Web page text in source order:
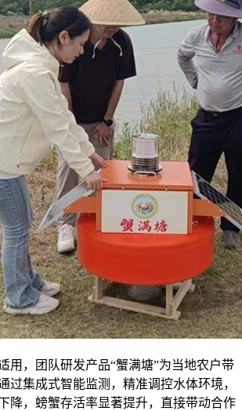
用，团队研发产品“蟹满塘”为当地农户带
过集成式智能监测，精准调控水体环境，
降，螃蟹存活率显著提升，直接带动合作